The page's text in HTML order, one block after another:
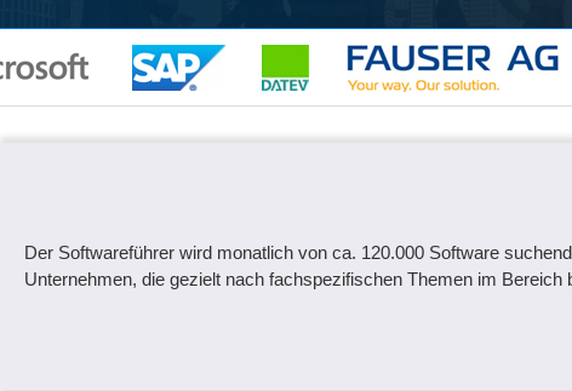
Der Softwareführer wird monatlich von ca. 120.000 Software
Unternehmen, die gezielt nach fachspezifischen Themen im Bereich